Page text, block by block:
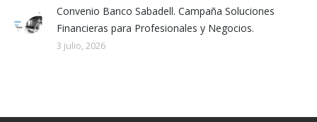
Convenio Banco Sabadell. Campaña Soluciones
Financieras para Profesionales y Negocios.
3 julio, 2026